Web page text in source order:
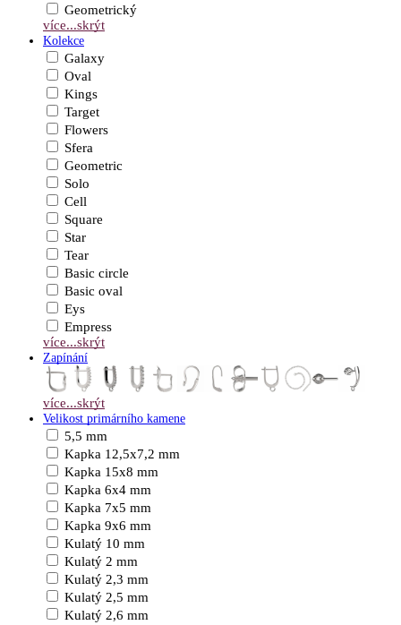
Geometrický
více...skrýt
Kolekce
Galaxy
Oval
Kings
Target
Flowers
Sfera
Geometric
Solo
Cell
Square
Star
Tear
Basic circle
Basic oval
Eys
Empress
více...skrýt
Zapínání
více...skrýt
Velikost primárního kamene
5,5 mm
Kapka 12,5x7,2 mm
Kapka 15x8 mm
Kapka 6x4 mm
Kapka 7x5 mm
Kapka 9x6 mm
Kulatý 10 mm
Kulatý 2 mm
Kulatý 2,3 mm
Kulatý 2,5 mm
Kulatý 2,6 mm